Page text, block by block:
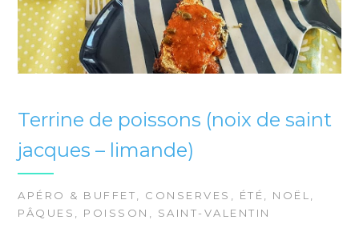
Terrine de poissons (noix de saint
jacques – limande)
APÉRO & BUFFET CONSERVES ÉTÉ NOËL
PÂQUES
POISSON SAINT-VALENTIN